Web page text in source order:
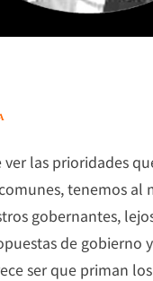
ver las prioridades
tenemos al
gobernantes,
de gobierno
ser que priman